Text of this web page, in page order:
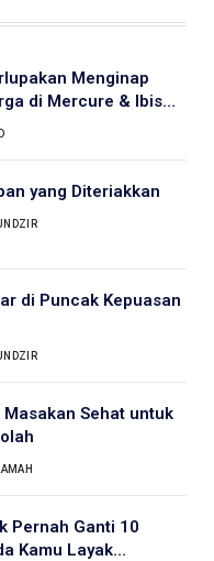
Menginap
di Mercure & Ibis
yang Diteriakkan
di Puncak Kepuasan
Sehat untuk
Pernah Ganti 10
Kamu Layak